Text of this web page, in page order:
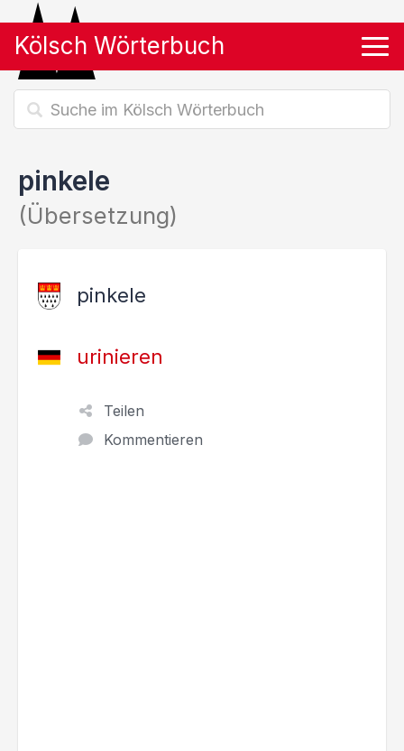
Kölsch Wörterbuch
pinkele
(Übersetzung)
pinkele
urinieren
Teilen
Kommentieren